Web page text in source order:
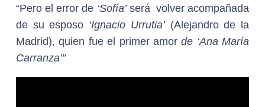
“Pero el error de ‘Sofía’será volver acompañada
de su esposo ‘Ignacio Urrutia’(Alejandro de la
Madrid), quien fue el primer amorde ‘Ana María
Carranza’”